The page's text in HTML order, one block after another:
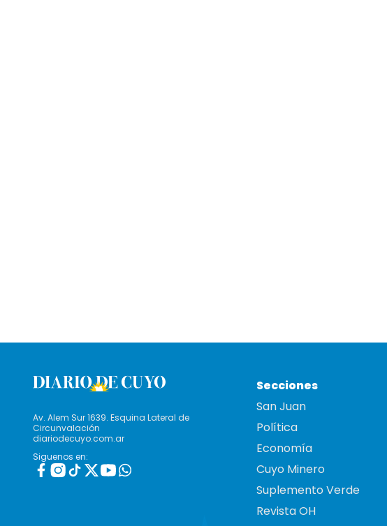
Av. Alem Sur 1639. Esquina Lateral de
Circunvalación
diariodecuyo.com.ar
Siguenos en:
Secciones
San Juan
Política
Economía
Cuyo Minero
Suplemento Verde
Revista OH